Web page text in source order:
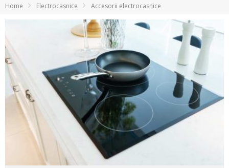
GTA VI poate fi precomandat oficial. Rockstar dezvăluie edițiile oficiale și bonusurile pe care le primești
Home Electrocasnice Accesorii electrocasnice